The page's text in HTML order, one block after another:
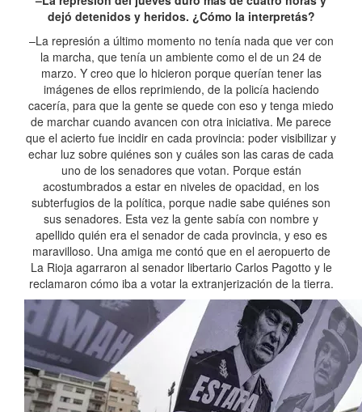
dejó detenidos y heridos. ¿Cómo la interpretás?
–La represión a último momento no tenía nada que ver con
la marcha, que tenía un ambiente como el de un 24 de
marzo. Y creo que lo hicieron porque querían tener las
imágenes de ellos reprimiendo, de la policía haciendo
cacería, para que la gente se quede con eso y tenga miedo
de marchar cuando avancen con otra iniciativa. Me parece
que el acierto fue incidir en cada provincia: poder visibilizar y
echar luz sobre quiénes son y cuáles son las caras de cada
uno de los senadores que votan. Porque están
acostumbrados a estar en niveles de opacidad, en los
subterfugios de la política, porque nadie sabe quiénes son
sus senadores. Esta vez la gente sabía con nombre y
apellido quién era el senador de cada provincia, y eso es
maravilloso. Una amiga me contó que en el aeropuerto de
La Rioja agarraron al senador libertario Carlos Pagotto y le
reclamaron cómo iba a votar la extranjerización de la tierra.